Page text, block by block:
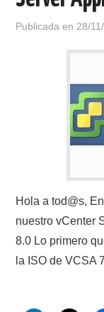
Publicada en 28/
Hola a tod@s,
nuestro vCenter
8.0 Lo primero
la ISO de VCSA